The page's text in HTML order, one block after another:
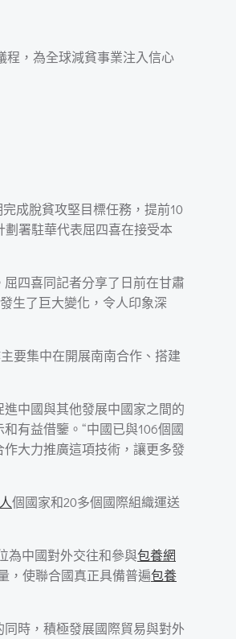
程，為全球減貧事業注入信心
成脫貧攻堅目標任務，提前10
劃署駐華代表屈四喜在接受本
四喜同記者分享了日前在甘肅
生了巨大變化，令人印象深
要集中在開展南南合作、搭建
中國與其他發展中國家之間的
有益借鑒。“中國已與106個國
大力推廣這項技術，讓更多發
個國家和20多個國際組織運送
為中國對外交往和參與包養網
，使聯合國真正具備普遍包養
同時，積極發展國際貿易與對外